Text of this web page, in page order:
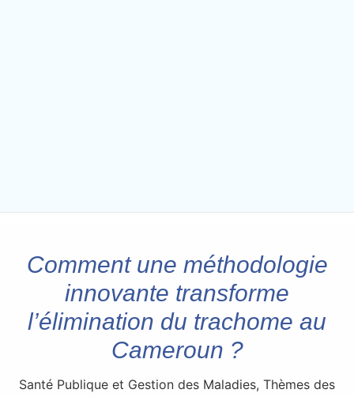
Comment une méthodologie
innovante transforme
l’élimination du trachome au
Cameroun ?
Santé Publique et Gestion des Maladies, Thèmes des